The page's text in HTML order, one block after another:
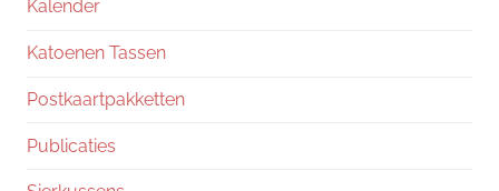
Kalender
Katoenen Tassen
Postkaartpakketten
Publicaties